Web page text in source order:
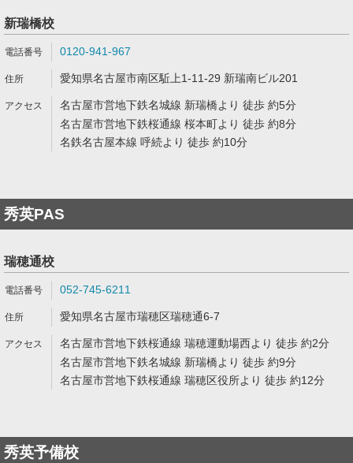
新瑞橋校
0120-941-967
愛知県名古屋市南区駈上1-11-29 新瑞南ビル201
名古屋市営地下鉄名城線 新瑞橋より 徒歩 約5分
名古屋市営地下鉄桜通線 桜本町より 徒歩 約8分
名鉄名古屋本線 呼続より 徒歩 約10分
秀英PAS
瑞穂通校
052-745-6211
愛知県名古屋市瑞穂区瑞穂通6-7
名古屋市営地下鉄桜通線 瑞穂運動場西より 徒歩 約2分
名古屋市営地下鉄名城線 新瑞橋より 徒歩 約9分
名古屋市営地下鉄桜通線 瑞穂区役所より 徒歩 約12分
秀英予備校